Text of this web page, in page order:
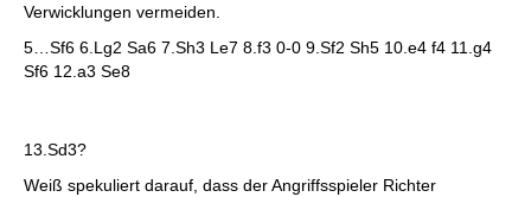
Verwicklungen vermeiden.
5…Sf6 6.Lg2 Sa6 7.Sh3 Le7 8.f3 0-0 9.Sf2 Sh5 10.e4 f4 11.g4
Sf6 12.a3 Se8
13.Sd3?
Weiß spekuliert darauf, dass der Angriffsspieler Richter